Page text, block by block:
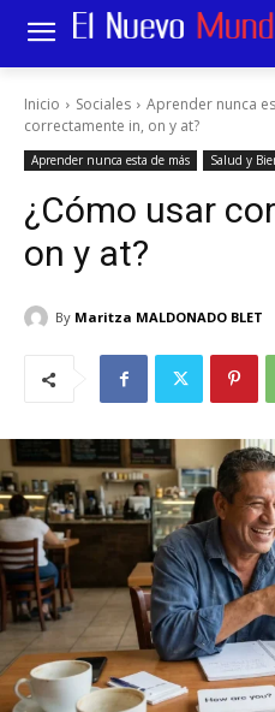
Inicio Sociales Aprender nunca
correctamente in, on y at?
Aprender nunca esta de más Salud y
¿Cómo usar
on y at?
By Maritza MALDONADO BLET